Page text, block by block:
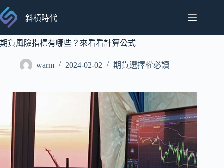
跳
至
要
斜槓時代
期貨風險指標有哪些？來看看計算公式
warm 2024-02-02 期貨選擇權必讀